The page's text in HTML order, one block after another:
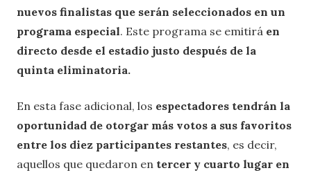
nuevos finalistas que serán seleccionados en un
programa especial. Este programa se emitirá en
directo desde el estadio justo después de la
quinta eliminatoria.
En esta fase adicional, los espectadores tendrán la
oportunidad de otorgar más votos a sus favoritos
entre los diez participantes restantes, es decir,
aquellos que quedaron en tercer y cuarto lugar en